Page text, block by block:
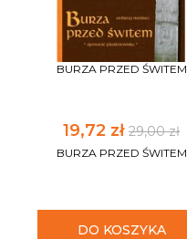
BURZA PRZED ŚWITEM
19,72 zł 29,00 zł
BURZA PRZED ŚWITEM
DO KOSZYKA